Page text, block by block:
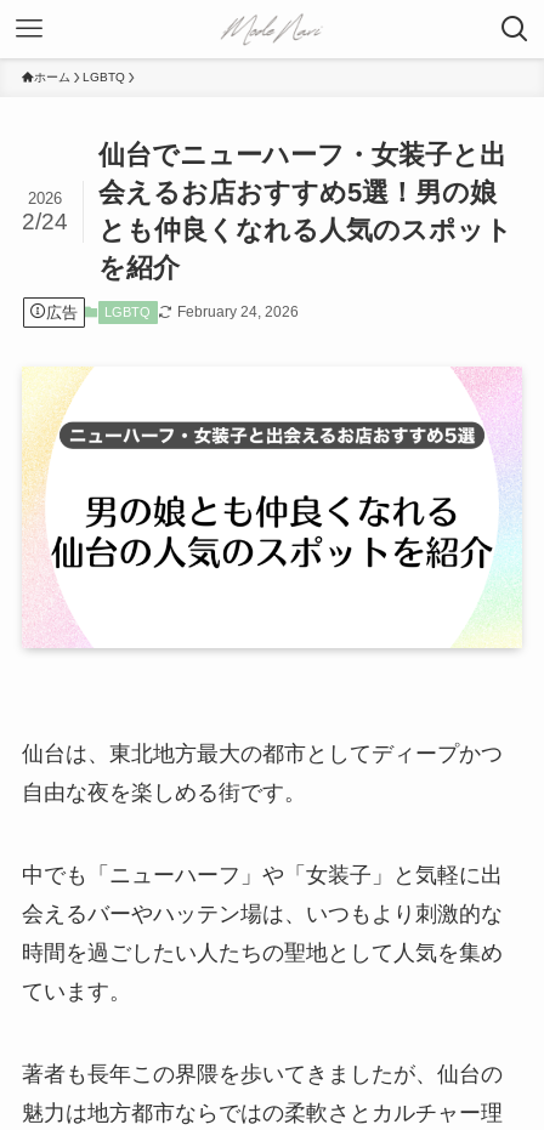
ホーム LGBTQ
仙台でニューハーフ・女装子と出
会えるお店おすすめ5選！男の娘
とも仲良くなれる人気のスポット
を紹介
2026
2/24
広告 LGBTQ February 24, 2026
仙台は、東北地方最大の都市としてディープかつ
自由な夜を楽しめる街です。
中でも「ニューハーフ」や「女装子」と気軽に出
会えるバーやハッテン場は、いつもより刺激的な
時間を過ごしたい人たちの聖地として人気を集め
ています。
著者も長年この界隈を歩いてきましたが、仙台の
魅力は地方都市ならではの柔軟さとカルチャー理